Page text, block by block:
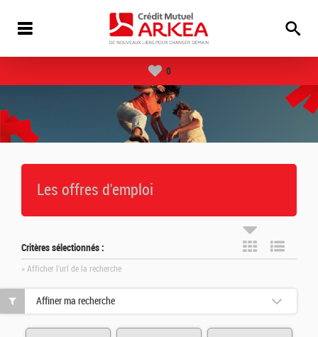
0
Les offres d'emploi
Critères sélectionnés :
» Afficher l'url de la recherche
Affiner ma recherche